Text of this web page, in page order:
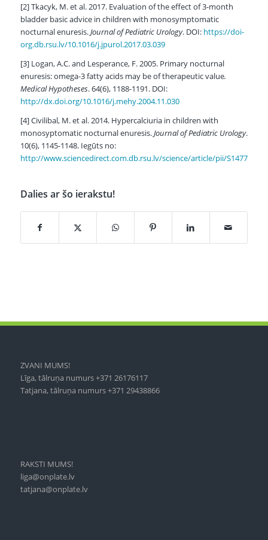
[2] Tkacyk, M. et al. 2017. Evaluation of the effect of 3-month
bladder basic advice in children with monosymptomatic
nocturnal enuresis.Journal of Pediatric Urology. DOI: https://doi-
org.db.rsu.lv/10.1016/j.jpurol.2017.03.039
[3] Logan, A.C. and Lesperance, F. 2005. Primary nocturnal
enuresis: omega-3 fatty acids may be of therapeutic value.
Medical Hypotheses. 64(6), 1188-1191. DOI:
http://dx.doi.org/10.1016/j.mehy.2004.11.030
[4] Civilibal, M. et al. 2014. Hypercalciuria in children with
monosyptomatic nocturnal enuresis.Journal of Pediatric Urology.
10(6), 1145-1148. Iegūts no:
http://www.sciencedirect.com.db.rsu.lv/science/article/pii/
Dalies ar šo ierakstu!
ZVANI MUMS!
Līga, tālruņa numurs +371 26176117
Tatjana, tālruņa numurs +371 29438866
RAKSTI MUMS!
liga@onplate.lv
tatjana@onplate.lv